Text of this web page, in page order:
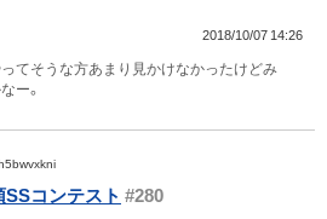
2018/10/07 14:26
ってそうな方あまり見かけなかったけどみ
ー。
SSコンテスト #280